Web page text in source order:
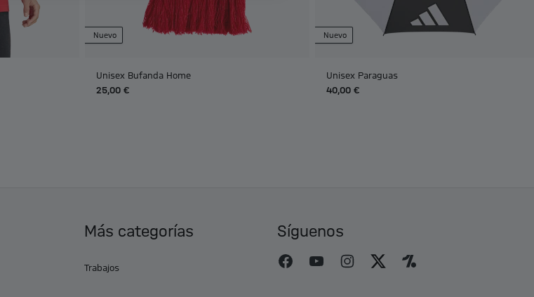
Nuevo
Unisex Bufanda Home
25,00 €
Nuevo
Unisex Paraguas
40,00 €
Más categorías
Trabajos
Síguenos